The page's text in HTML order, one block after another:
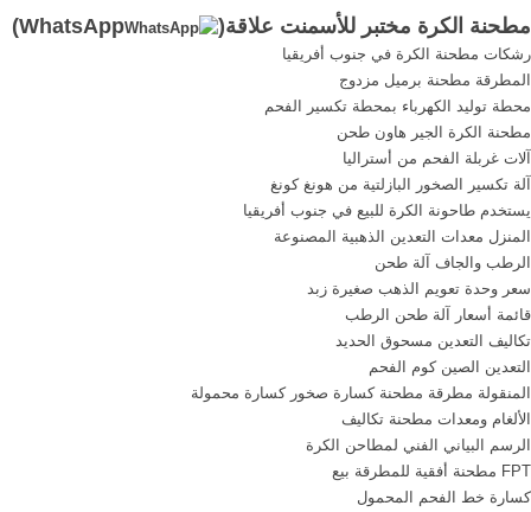
أنظمة مطحنة . مختبر آلة
تشنغتشو تجاوز تحمل صغيرة
مصغرة مختبر الكرة مطحنة
جافة الرطب تشنغتشو تجاوز
تحمل, أكثر من درجة حرارة
تحمل طحن مطحنة .
مطحنة الكرة مختبر للأسمنت علاقة( WhatsApp
)
رشكات مطحنة الكرة في جنوب أفريقيا
المطرقة مطحنة برميل مزدوج
محطة توليد الكهرباء بمحطة تكسير الفحم
مطحنة الكرة الجير هاون طحن
آلات غربلة الفحم من أستراليا
آلة تكسير الصخور البازلتية من هونغ كونغ
يستخدم طاحونة الكرة للبيع في جنوب أفريقيا
المنزل معدات التعدين الذهبية المصنوعة
الرطب والجاف آلة طحن
سعر وحدة تعويم الذهب صغيرة زبد
قائمة أسعار آلة طحن الرطب
تكاليف التعدين مسحوق الحديد
التعدين الصين كوم الفحم
المنقولة مطرقة مطحنة كسارة صخور كسارة محمولة
الألغام ومعدات مطحنة تكاليف
الرسم البياني الفني لمطاحن الكرة
FPT مطحنة أفقية للمطرقة بيع
كسارة خط الفحم المحمول